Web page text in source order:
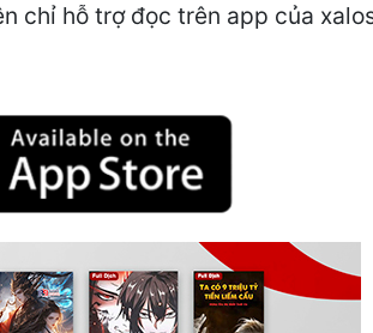
chỉ hỗ trợ đọc trên app của